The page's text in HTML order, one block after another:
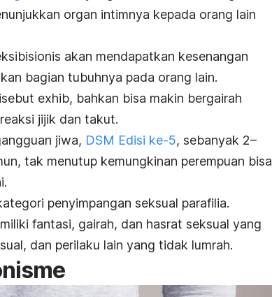
organ intimnya kepada orang lain
akan mendapatkan kesenangan
bagian tubuhnya pada orang lain.
exhib, bahkan bisa makin bergairah
jijik dan takut.
jiwa, DSM Edisi ke-5, sebanyak 2–
tak menutup kemungkinan perempuan bisa
penyimpangan seksual parafilia.
fantasi, gairah, dan hasrat seksual yang
dan perilaku lain yang tidak lumrah.